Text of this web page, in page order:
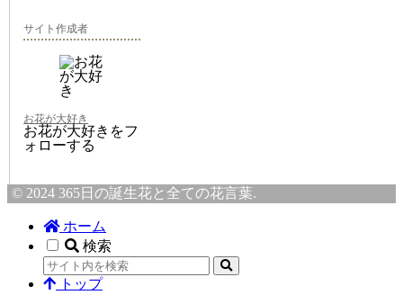
サイト作成者
お花が大好き
お花が大好きをフ
ォローする
© 2024 365日の誕生花と全ての花言葉.
ホーム
検索
トップ